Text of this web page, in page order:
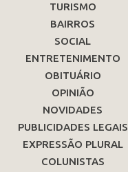
TURISMO
BAIRROS
SOCIAL
ENTRETENIMENTO
OBITUÁRIO
OPINIÃO
NOVIDADES
PUBLICIDADES LEGAIS
EXPRESSÃO PLURAL
COLUNISTAS